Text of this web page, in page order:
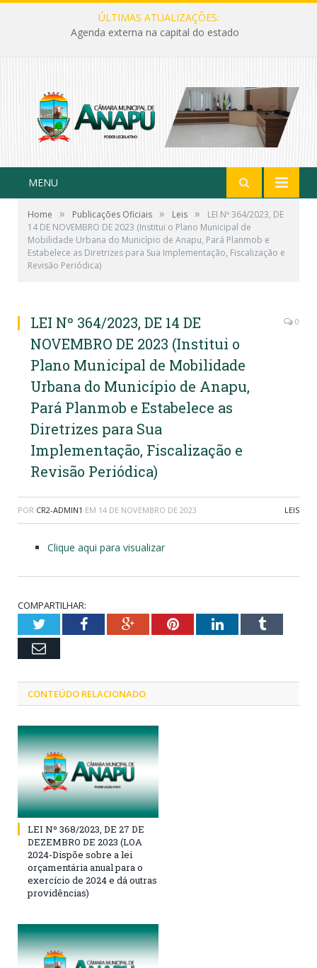
ÚLTIMAS ATUALIZAÇÕES:
Agenda externa na capital do estado
MENU
Home » Publicações Oficiais » Leis »
LEI Nº 364/2023, DE
14 DE NOVEMBRO DE 2023 (Institui o Plano Municipal de
Mobilidade Urbana do Município de Anapu, Pará Planmob e
Estabelece as Diretrizes para Sua Implementação, Fiscalização e
Revisão Periódica)
LEI Nº 364/2023, DE 14 DE
NOVEMBRO DE 2023 (Institui o
Plano Municipal de Mobilidade
Urbana do Município de Anapu,
Pará Planmob e Estabelece as
Diretrizes para Sua
Implementação, Fiscalização e
Revisão Periódica)
0
POR CR2-ADMIN1 EM 14 DE NOVEMBRO DE 2023 LEIS
Clique aqui para visualizar
COMPARTILHAR:
TwitterFacebookGoogle+PinterestLinkedInTumblr
Email
CONTEÚDO RELACIONADO
LEI Nº 368/2023, DE 27 DE
DEZEMBRO DE 2023 (LOA
2024-Dispõe sobre a lei
orçamentária anual para o
exercício de 2024 e dá outras
providências)